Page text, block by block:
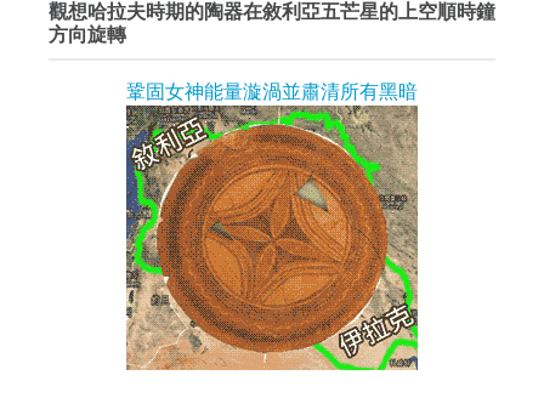
觀想哈拉夫時期的陶器在敘利亞五芒星的上空順時鐘
方向旋轉
鞏固女神能量漩渦並肅清所有黑暗